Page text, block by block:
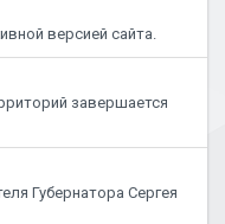
версией сайта.
завершается
Губернатора Сергея